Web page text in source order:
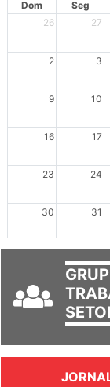
Dom Seg
26
27
2 3
9 10
16 17
23 24
30 31